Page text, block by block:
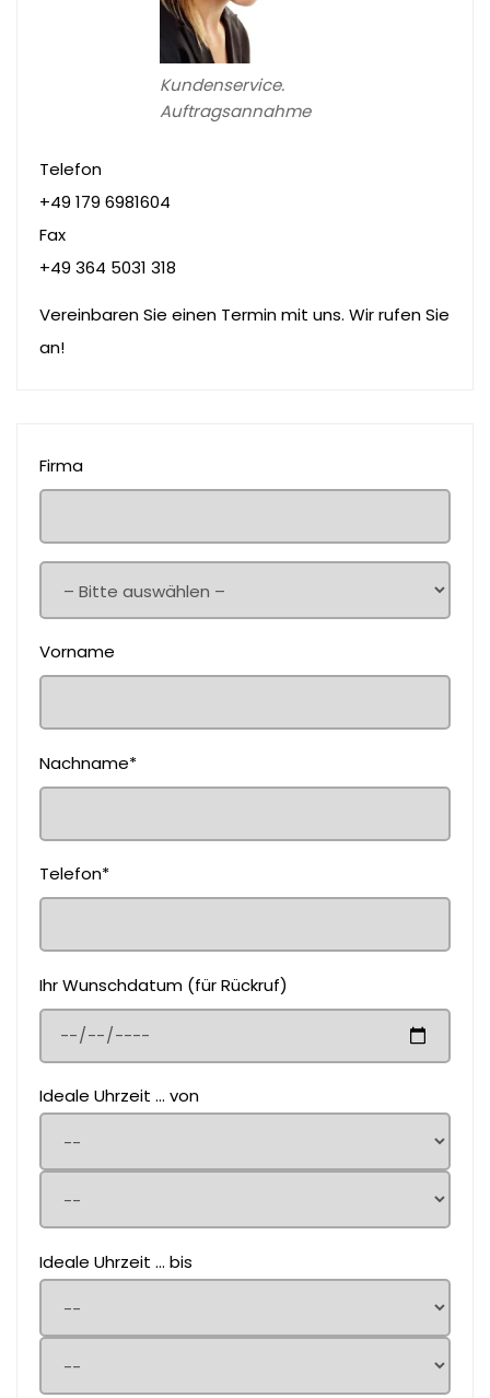
Kundenservice.
Auftragsannahme
Telefon
+49 179 6981604
Fax
+49 364 5031 318
Vereinbaren Sie einen Termin mit uns. Wir rufen Sie
an!
Firma
Vorname
Nachname*
Telefon*
Ihr Wunschdatum (für Rückruf)
Ideale Uhrzeit ... von
Ideale Uhrzeit ... bis